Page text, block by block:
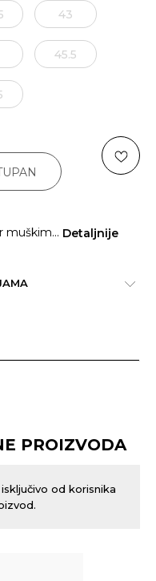
43
45.5
muškim... Detaljnije
PROIZVODA
od korisnika